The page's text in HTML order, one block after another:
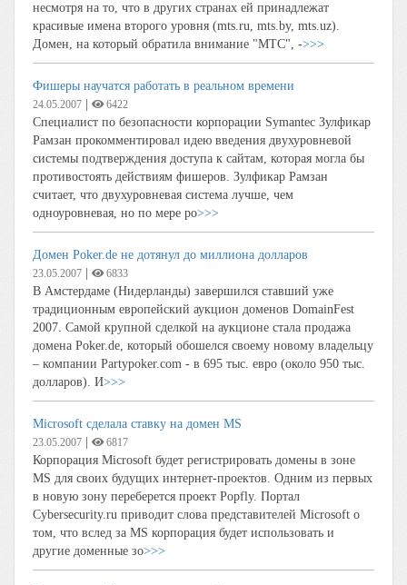
несмотря на то, что в других странах ей принадлежат
красивые имена второго уровня (mts.ru, mts.by, mts.uz).
Домен, на который обратила внимание "МТС", ->>>
Фишеры научатся работать в реальном времени
24.05.2007 6422
Специалист по безопасности корпорации Symantec Зулфикар
Рамзан прокомментировал идею введения двухуровневой
системы подтверждения доступа к сайтам, которая могла бы
противостоять действиям фишеров. Зулфикар Рамзан
считает, что двухуровневая система лучше, чем
одноуровневая, но по мере ро>>>
Домен Poker.de не дотянул до миллиона долларов
23.05.2007 6833
В Амстердаме (Нидерланды) завершился ставший уже
традиционным европейский аукцион доменов DomainFest
2007. Самой крупной сделкой на аукционе стала продажа
домена Poker.de, который обошелся своему новому владельцу
– компании Partypoker.com - в 695 тыс. евро (около 950 тыс.
долларов). И>>>
Microsoft сделала ставку на домен MS
23.05.2007 6817
Корпорация Microsoft будет регистрировать домены в зоне
MS для своих будущих интернет-проектов. Одним из первых
в новую зону переберется проект Popfly. Портал
Cybersecurity.ru приводит слова представителей Microsoft о
том, что вслед за MS корпорация будет использовать и
другие доменные зо>>>